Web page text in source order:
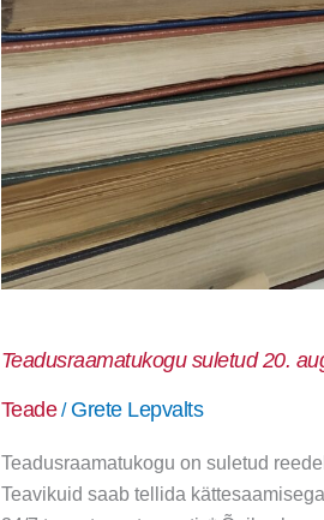
Teadusraamatukogu suletud 20.
Teade/ Grete Lepvalts
Teadusraamatukogu on suletud
Teavikuid saab tellida